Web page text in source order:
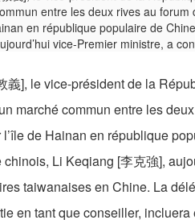
義], le vice-président de la
marché commun entre les
de Hainan en république
Li Keqiang [李克強],
taiwanaises en Chine. La
en tant que conseiller,